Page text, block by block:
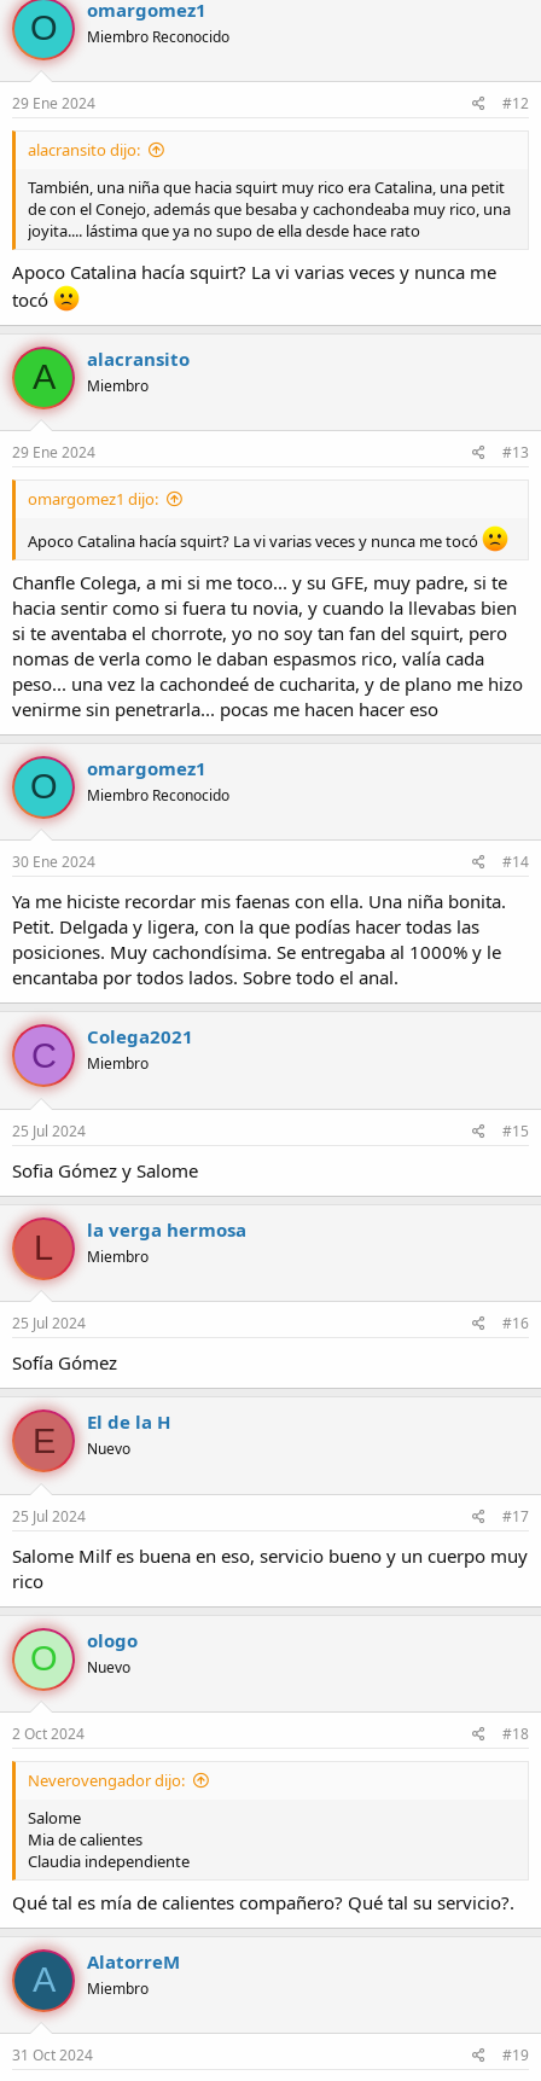
O omargomez1
Miembro Reconocido
29 Ene 2024 #12
alacransito dijo:
También, una niña que hacia squirt muy rico era Catalina, una petit
de con el Conejo, además que besaba y cachondeaba muy rico, una
joyita.... lástima que ya no supo de ella desde hace rato
Apoco Catalina hacía squirt? La vi varias veces y nunca me
tocó
A alacransito
Miembro
29 Ene 2024 #13
omargomez1 dijo:
Apoco Catalina hacía squirt? La vi varias veces y nunca me tocó
Chanfle Colega, a mi si me toco... y su GFE, muy padre, si te
hacia sentir como si fuera tu novia, y cuando la llevabas bien
si te aventaba el chorrote, yo no soy tan fan del squirt, pero
nomas de verla como le daban espasmos rico, valía cada
peso... una vez la cachondeé de cucharita, y de plano me hizo
venirme sin penetrarla... pocas me hacen hacer eso
O omargomez1
Miembro Reconocido
30 Ene 2024 #14
Ya me hiciste recordar mis faenas con ella. Una niña bonita.
Petit. Delgada y ligera, con la que podías hacer todas las
posiciones. Muy cachondísima. Se entregaba al 1000% y le
encantaba por todos lados. Sobre todo el anal.
C Colega2021
Miembro
25 Jul 2024 #15
Sofia Gómez y Salome
L la verga hermosa
Miembro
25 Jul 2024 #16
Sofía Gómez
E El de la H
Nuevo
25 Jul 2024 #17
Salome Milf es buena en eso, servicio bueno y un cuerpo muy
rico
O ologo
Nuevo
2 Oct 2024 #18
Neverovengador dijo:
Salome
Mia de calientes
Claudia independiente
Qué tal es mía de calientes compañero? Qué tal su servicio?.
A AlatorreM
Miembro
31 Oct 2024 #19